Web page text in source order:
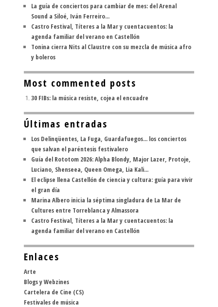
La guía de conciertos para cambiar de mes: del Arenal
Sound a Siloé, Iván Ferreiro...
Castro Festival, Títeres a la Mar y cuentacuentos: la
agenda familiar del verano en Castellón
Tonina cierra Nits al Claustre con su mezcla de música afro
y boleros
Most commented posts
30 FIBs: la música resiste, cojea el encuadre
Últimas entradas
Los Delinqüentes, La Fuga, Guardafuegos... los conciertos
que salvan el paréntesis festivalero
Guía del Rototom 2026: Alpha Blondy, Major Lazer, Protoje,
Luciano, Shenseea, Queen Omega, Lia Kali...
El eclipse llena Castellón de ciencia y cultura: guía para vivir
el gran día
Marina Albero inicia la séptima singladura de La Mar de
Cultures entre Torreblanca y Almassora
Castro Festival, Títeres a la Mar y cuentacuentos: la
agenda familiar del verano en Castellón
Enlaces
Arte
Blogs y Webzines
Cartelera de Cine (CS)
Festivales de música